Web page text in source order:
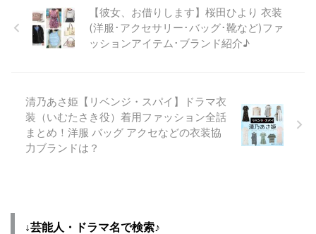
ーズ事務所 メンバー： 玉森 裕
太、 藤ヶ谷 太輔、 北山 宏光、
宮田 俊哉、 千賀 健永、 二階堂
高嗣、 横尾 渉、 飯田恭平 レーベ
【彼女、お借りします】桜田ひより 衣装
(洋服･アクセサリー･バッグ･靴など)ファ
ッションアイテム･ブランド紹介♪
清乃あさ姫【リベンジ・スパイ】ドラマ衣
装（いむたさき役）着用ファッション全話
まとめ！洋服 バッグ アクセなどの衣装協
力ブランドは？
↓芸能人・ドラマ名で検索♪